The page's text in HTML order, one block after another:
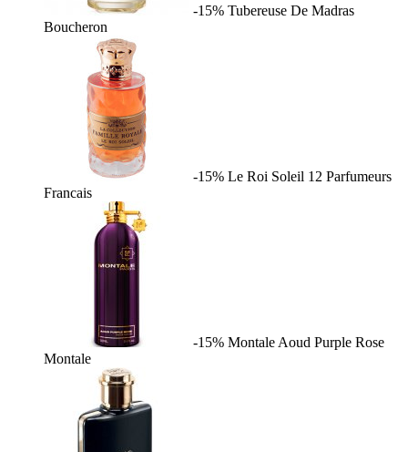
-15% Tubereuse De Madras
Boucheron
-15% Le Roi Soleil 12 Parfumeurs
Francais
-15% Montale Aoud Purple Rose
Montale